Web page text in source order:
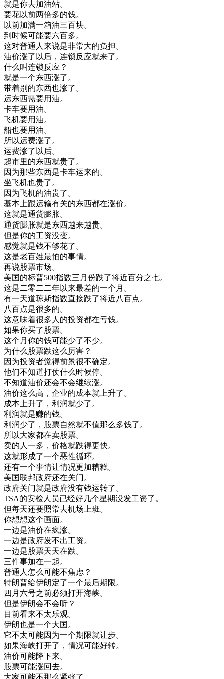
就是你去加油站。
要花以前两倍多的钱。
以前加满一箱油三百块。
到 时候可能要六百多。
这对普通 人来说是非常大的负担。
油价涨了以后 ， 连锁反应就来了。
什么叫连锁反应 ？
就是一个东西涨了。
带着别的东西也涨了。
运东西需要用油。
卡车要用油。
飞机要用油。
船也要用油。
所以运费涨了。
运费涨了以后。
超市里的东西就贵了。
因为那些东西是卡车运来的。
坐飞机也贵了。
因为飞机的油贵了。
基本上跟运输有关的东西都在涨价。
这就是通货膨胀。
通货膨胀就是东西越来越贵。
但是你的工资没变。
感觉就是钱不够花了。
这是老百姓最怕的事情。
再说股票市场。
美国的标普500指数三月份跌了将近百分之七。
这是二零二二年以来最差的一个月 。
有一天道琼斯指数直接跌了将近八百点。
八百点是很多的。
这意味着很多人的投资都在亏钱。
如果你买了股票。
这个月 你的钱可能少了不少。
为什么股票跌这么厉害 ？
因为投资者觉得前景很不确定。
他们不知道打仗什么时候停。
不知道油价还会不会继续涨。
油价这么高 ， 企业的成本就上升了。
成本上升了 ， 利润就少了。
利润就是赚的钱。
利润少了 ， 股票自然就不值那么多钱了。
所以大家都在卖股票。
卖的人一多 ， 价格就跌得更快。
这就形成了一个恶性循环。
还有一个事情让情况更加糟糕。
美国联邦政府还在关门。
政府关门就是政府没有钱运转了。
TSA的安检人员已经好几个星期没发工资了。
但每天还要照常去机场上班。
你想想这个画面。
一边是油价在疯涨。
一边是政府发不出工资。
一边是股票天天在跌。
三件事加在一起。
普通 人怎么可能不焦虑 ？
特朗普给伊朗定了一个最后期限。
四月 六号之前必须打开海峡。
但是伊朗会不会听 ？
目前看来不太乐观。
伊朗也是一个大国。
它不太可能因为一个期限就让步。
如果海峡打开了 ，情况可能好转。
油价可能降下来。
股票可能涨回去。